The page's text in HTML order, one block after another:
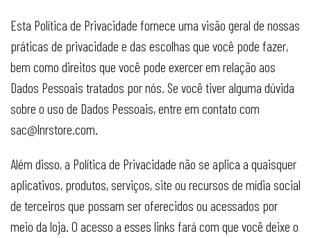
Esta Política de Privacidade fornece uma visão geral de nossas
práticas de privacidade e das escolhas que você pode fazer,
bem como direitos que você pode exercer em relação aos
Dados Pessoais tratados por nós. Se você tiver alguma dúvida
sobre o uso de Dados Pessoais, entre em contato com
sac@lnrstore.com.
Além disso, a Política de Privacidade não se aplica a quaisquer
aplicativos, produtos, serviços, site ou recursos de mídia social
de terceiros que possam ser oferecidos ou acessados por
meio da loja. O acesso a esses links fará com que você deixe o